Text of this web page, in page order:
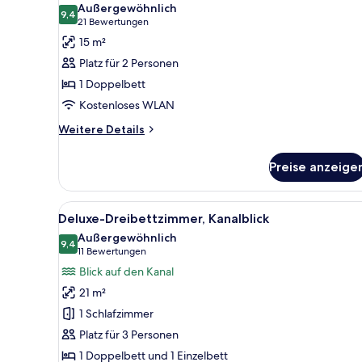
für
Doppelzimmer
(Budget)
anzeigen
9,49,4 von 10
Außergewöhnlich
21 Bewertungen
(21
Bewertungen)
15 m²
Platz für 2 Personen
1 Doppelbett
Kostenloses WLAN
Weitere Details
Weitere
(Budget)
Preise
Alle
Fotos
für
Deluxe-
Dreibettzimmer,
Kanalblick
anzeigen
Ein Hotelzimmer mit zwei
14
Deluxe-Dreibettzimmer, Kanalblick
9,49,4 von 10
Außergewöhnlich
11 Bewertungen
(11
Bewertungen)
Blick auf den Kanal
21 m²
1 Schlafzimmer
Platz für 3 Personen
1 Doppelbett und 1 Einzelbett